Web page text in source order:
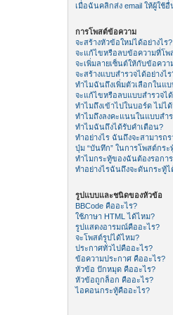
เมื่อฉันคลิกส่ง email ให้ผู้ใช้
การโพสต์ข้อความ
จะสร้างหัวข้อใหม่ได้อย่างไร?
จะแก้ไขหรือลบข้อความที่โพ
จะเพิ่มลายเซ็นต์ให้กับข้อคว
จะสร้างแบบสำรวจได้อย่างไร
ทำไมฉันถึงเพิ่มตัวเลือกในแ
จะแก้ไขหรือลบแบบสำรวจได้
ทำไมถึงเข้าไปในบอร์ด ไม่ไ
ทำไมถึงลงคะแนนในแบบสำ
ทำไมฉันถึงได้รับคำเตือน?
ทำอย่างไร ฉันถึงจะสามารถ
ปุ่ม “บันทึก” ในการโพสต์กระ
ทำไมกระทู้ของฉันต้องรอกา
ทำอย่างไรฉันถึงจะดันกระทู้ไ
รูปแบบและชนิดของหัวข้อ
BBCode คืออะไร?
ใช้ภาษา HTML ได้ไหม?
รูปแสดงอารมณ์คืออะไร?
จะโพสต์รูปได้ไหม?
ประกาศทั่วไปคืออะไร?
ข้อความประกาศ คืออะไร?
หัวข้อ ปักหมุด คืออะไร?
หัวข้อถูกล็อก คืออะไร?
ไอคอนกระทู้คืออะไร?